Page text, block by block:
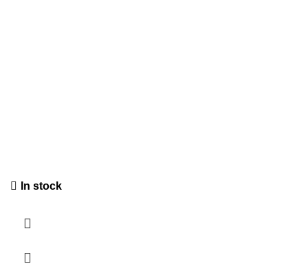
In stock